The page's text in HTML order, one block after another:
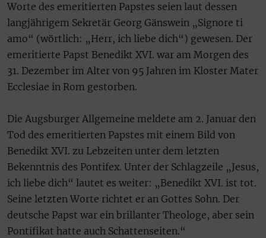
Worte des emeritierten Papstes seien laut dessen
langjährigem Sekretär Georg Gänswein „Signore ti
amo“ (wörtlich: „Herr, ich liebe dich“) gewesen. Der
emeritierte Papst Benedikt XVI. war am Morgen des
31. Dezember im Alter von 95 Jahren im Kloster Mater
Ecclesiae in Rom gestorben.
Die Augsburger Allgemeine meldete am 2. Januar den
Tod des emeritierten Papstes mit einem Bild von
Benedikt XVI. zu Lebzeiten unter dem letzten
Bekenntnis des Pontifex. Unter der Schlagzeile „Jesus,
ich liebe dich“ lautet es weiter: „Benedikt XVI. ist tot.
Seine letzten Worte richtet er an Gottes Sohn. Der
deutsche Papst war ein brillanter Theologe, aber sein
Pontifikat hatte auch Schattenseiten.“